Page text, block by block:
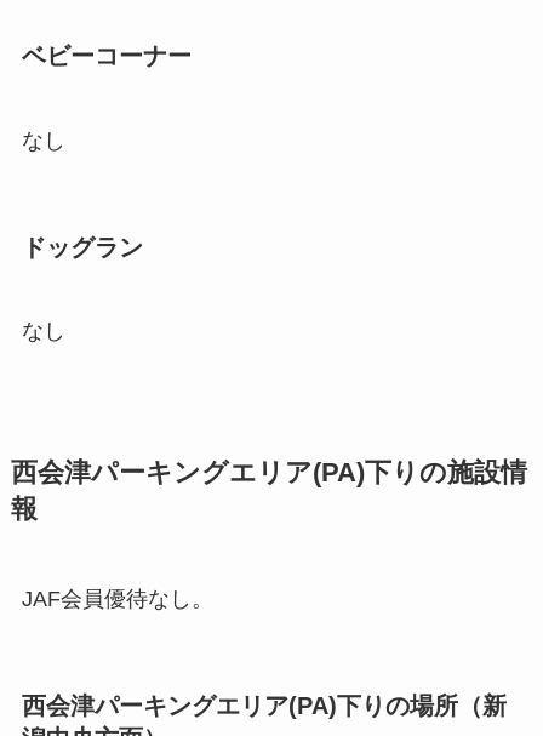
ベビーコーナー
なし
ドッグラン
なし
西会津パーキングエリア(PA)下りの施設情
報
JAF会員優待なし。
西会津パーキングエリア(PA)下りの場所（新